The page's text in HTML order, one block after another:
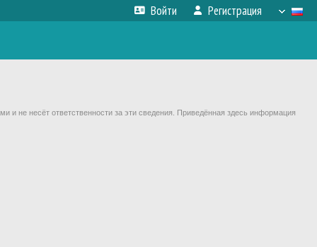
Войти Регистрация
и не несёт ответственности за эти сведения. Приведённая здесь информация